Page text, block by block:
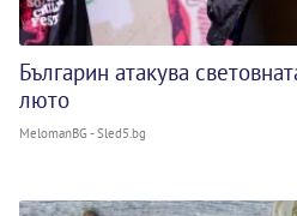
Българин атакува
люто
MelomanBG - Sled5.bg